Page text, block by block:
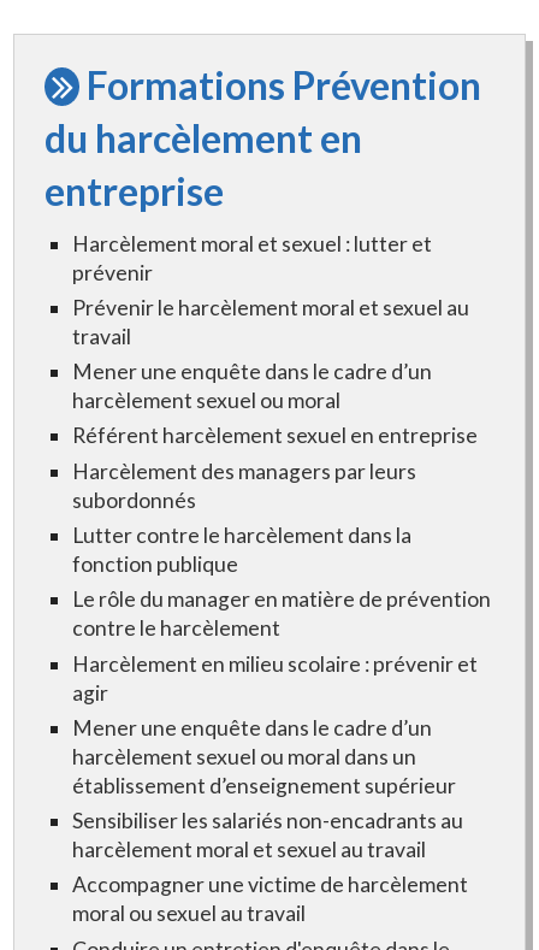
Formations Prévention
du harcèlement en
entreprise
Harcèlement moral et sexuel : lutter et
prévenir
Prévenir le harcèlement moral et sexuel au
travail
Mener une enquête dans le cadre d’un
harcèlement sexuel ou moral
Référent harcèlement sexuel en entreprise
Harcèlement des managers par leurs
subordonnés
Lutter contre le harcèlement dans la
fonction publique
Le rôle du manager en matière de prévention
contre le harcèlement
Harcèlement en milieu scolaire : prévenir et
agir
Mener une enquête dans le cadre d’un
harcèlement sexuel ou moral dans un
établissement d’enseignement supérieur
Sensibiliser les salariés non-encadrants au
harcèlement moral et sexuel au travail
Accompagner une victime de harcèlement
moral ou sexuel au travail